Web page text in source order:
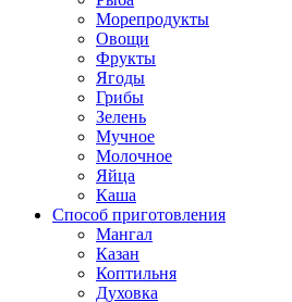
Морепродукты
Овощи
Фрукты
Ягоды
Грибы
Зелень
Мучное
Молочное
Яйца
Каша
Способ приготовления
Мангал
Казан
Коптильня
Духовка